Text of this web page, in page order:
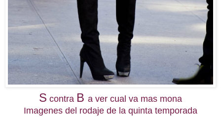
S contra B a ver cual va mas mona
Imagenes del rodaje de la quinta temporada